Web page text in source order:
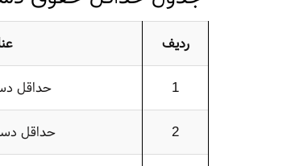
ردیف
1 حداقل
2 حداقل